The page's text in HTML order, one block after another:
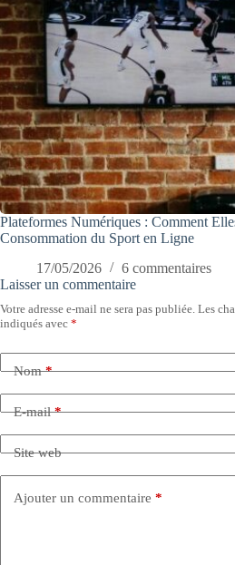
Plateformes Numériques : Comment
Consommation du Sport en Ligne
17/05/2026
6 commentaires
Laisser un commentaire
Votre adresse e-mail ne sera pas publiée. Les
indiqués avec *
Nom*
E-mail*
Site web
Ajouter un commentaire *